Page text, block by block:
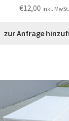
€12,00 inkl. MwSt.
zur Anfrage